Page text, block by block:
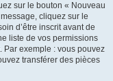
sur le bouton « Nouveau
cliquez sur le
d’être inscrit avant de
liste de vos permissions
Par exemple : vous pouvez
transférer des pièces